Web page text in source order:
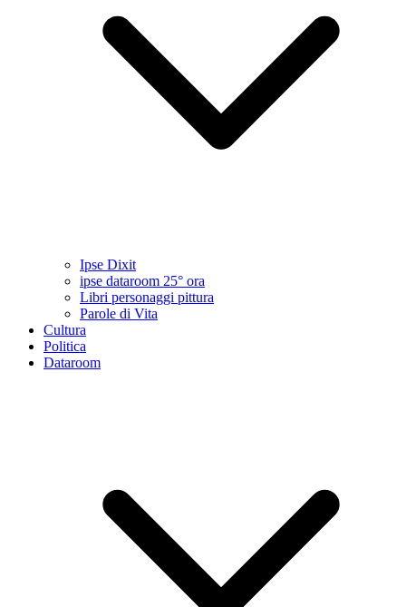
Ipse Dixit
ipse dataroom 25° ora
Libri personaggi pittura
Parole di Vita
Cultura
Politica
Dataroom